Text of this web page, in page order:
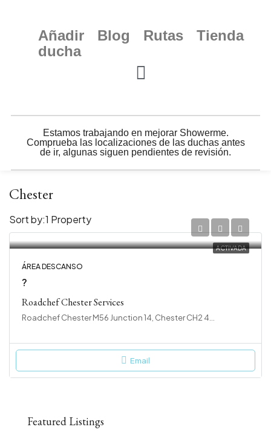
Añadir
ducha
Blog Rutas Tienda
Estamos trabajando en mejorar Showerme.
Comprueba las localizaciones de las duchas antes
de ir, algunas siguen pendientes de revisión.
Chester
1 Property
Sort by:
ACTIVADA
ÁREA DESCANSO
?
Roadchef Chester Services
Email
Featured Listings